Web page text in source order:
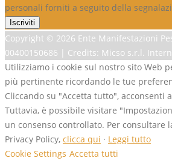
personali forniti a seguito della
Copyright © 2026 Ente Manifestazioni
00400150686 | Credits: Micso s.r.l.
Utilizziamo i cookie sul nostro sito Web
più pertinente ricordando le tue
Cliccando su "Accetta tutto", acconsenti
Tuttavia, è possibile visitare
un consenso controllato. Per consultare
Privacy Policy, clicca qui · Leggi tutto
Cookie Settings Accetta tutti